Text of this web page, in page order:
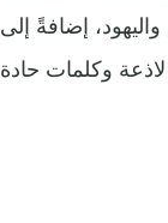
إضافةً إلى